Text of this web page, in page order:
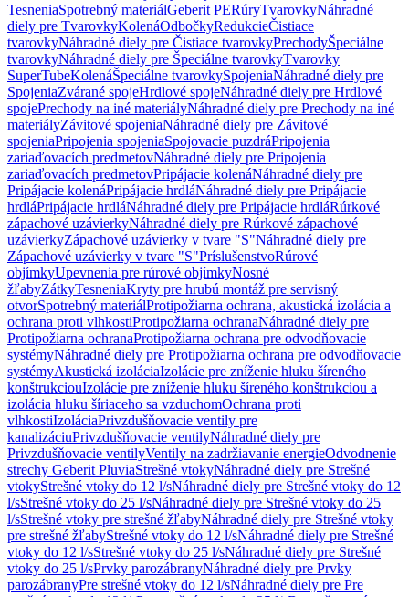
TesneniaSpotrebný materiálGeberit PERúryTvarovkyNáhradné
diely pre TvarovkyKolenáOdbočkyRedukcieČistiace
tvarovkyNáhradné diely pre Čistiace tvarovkyPrechodyŠpeciálne
tvarovkyNáhradné diely pre Špeciálne tvarovkyTvarovky
SuperTubeKolenáŠpeciálne tvarovkySpojeniaNáhradné diely pre
SpojeniaZvárané spojeHrdlové spojeNáhradné diely pre Hrdlové
spojePrechody na iné materiályNáhradné diely pre Prechody na iné
materiályZávitové spojeniaNáhradné diely pre Závitové
spojeniaPripojenia spojeniaSpojovacie puzdráPripojenia
zariaďovacích predmetovNáhradné diely pre Pripojenia
zariaďovacích predmetovPripájacie kolenáNáhradné diely pre
Pripájacie kolenáPripájacie hrdláNáhradné diely pre Pripájacie
hrdláPripájacie hrdláNáhradné diely pre Pripájacie hrdláRúrkové
zápachové uzávierkyNáhradné diely pre Rúrkové zápachové
uzávierkyZápachové uzávierky v tvare "S"Náhradné diely pre
Zápachové uzávierky v tvare "S"PríslušenstvoRúrové
objímkyUpevnenia pre rúrové objímkyNosné
žľabyZátkyTesneniaKryty pre hrubú montáž pre servisný
otvorSpotrebný materiálProtipožiarna ochrana, akustická izolácia a
ochrana proti vlhkostiProtipožiarna ochranaNáhradné diely pre
Protipožiarna ochranaProtipožiarna ochrana pre odvodňovacie
systémyNáhradné diely pre Protipožiarna ochrana pre odvodňovacie
systémyAkustická izoláciaIzolácie pre zníženie hluku šíreného
konštrukciouIzolácie pre zníženie hluku šíreného konštrukciou a
izolácia hluku šíriaceho sa vzduchomOchrana proti
vlhkostiIzoláciaPrivzdušňovacie ventily pre
kanalizáciuPrivzdušňovacie ventilyNáhradné diely pre
Privzdušňovacie ventilyVentily na zadržiavanie energieOdvodnenie
strechy Geberit PluviaStrešné vtokyNáhradné diely pre Strešné
vtokyStrešné vtoky do 12 l/sNáhradné diely pre Strešné vtoky do 12
l/sStrešné vtoky do 25 l/sNáhradné diely pre Strešné vtoky do 25
l/sStrešné vtoky pre strešné žľabyNáhradné diely pre Strešné vtoky
pre strešné žľabyStrešné vtoky do 12 l/sNáhradné diely pre Strešné
vtoky do 12 l/sStrešné vtoky do 25 l/sNáhradné diely pre Strešné
vtoky do 25 l/sPrvky parozábranyNáhradné diely pre Prvky
parozábranyPre strešné vtoky do 12 l/sNáhradné diely pre Pre